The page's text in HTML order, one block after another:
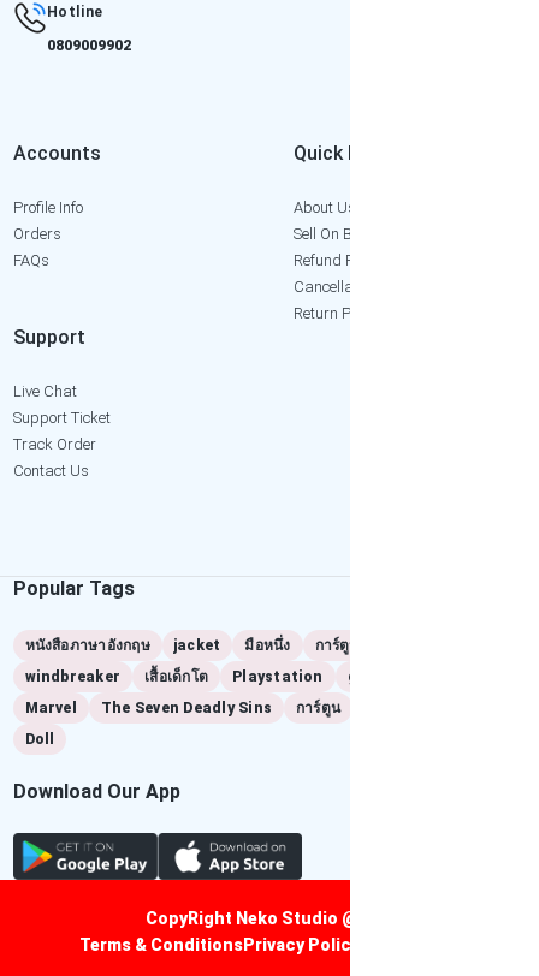
Hotline
0809009902
Accounts
Profile Info
Orders
FAQs
Quick Links
About Us
Sell On Bangkok2Hand
Refund Policy
Cancellation Policy
Return Policy
Support
Live Chat
Support Ticket
Track Order
Contact Us
Popular Tags
หนังสือภาษาอังกฤษ jacket มือหนึ่ง
การ์ตูนมือสอง
windbreaker
เสื้อเด็กโต Playstation game
Marvel
The Seven Deadly Sins การ์ตูน
Doll
Download Our App
CopyRight Neko Studio @2024
Terms & ConditionsPrivacy Policy